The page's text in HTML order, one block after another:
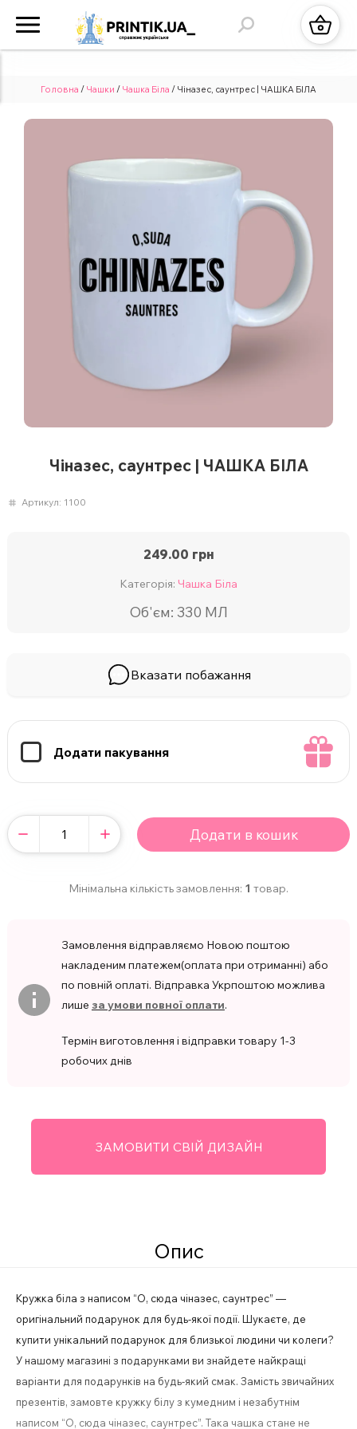
Головна / Чашки / Чашка Біла / Чіназес, саунтрес | ЧАШКА БІЛА
Чіназес, саунтрес | ЧАШКА БІЛА
Артикул: 1100
249.00 грн
Категорія: Чашка Біла
Об'єм: 330 МЛ
Вказати побажання
Додати пакування
Додати в кошик
Мінімальна кількість замовлення: 1 товар.
Замовлення відправляємо Новою поштою
накладеним платежем(оплата при отриманні) або
по повній оплаті. Відправка Укрпоштою можлива
лише за умови повної оплати.
Термін виготовлення і відправки товару 1-3
робочих днів
ЗАМОВИТИ СВІЙ ДИЗАЙН
Опис
Кружка біла з написом “О, сюда чіназес, саунтрес” —
оригінальний подарунок для будь-якої події. Шукаєте, де
купити унікальний подарунок для близької людини чи колеги?
У нашому магазині з подарунками ви знайдете найкращі
варіанти для подарунків на будь-який смак. Замість звичайних
презентів, замовте кружку білу з кумедним і незабутнім
написом “О, сюда чіназес, саунтрес”. Така чашка стане не